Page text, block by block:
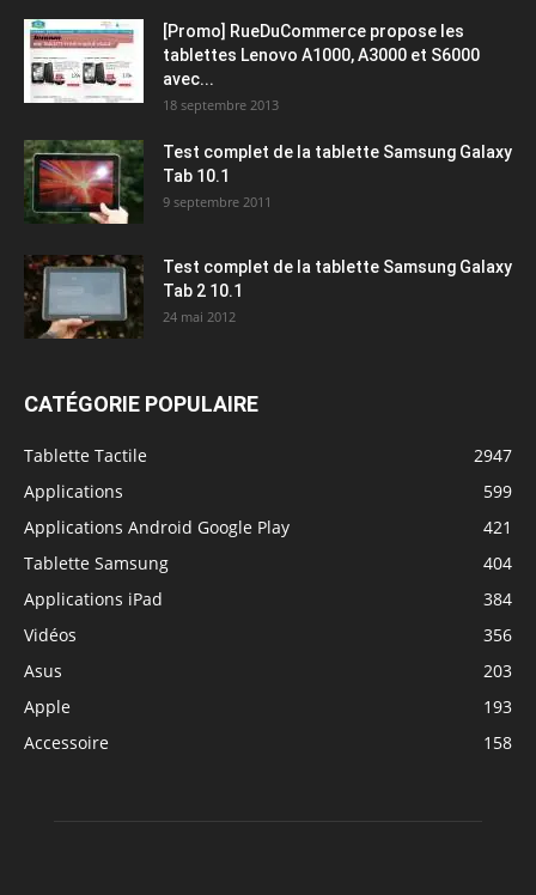
[Promo] RueDuCommerce propose les
tablettes Lenovo A1000, A3000 et S6000
avec...
18 septembre 2013
Test complet de la tablette Samsung Galaxy
Tab 10.1
9 septembre 2011
Test complet de la tablette Samsung Galaxy
Tab 2 10.1
24 mai 2012
CATÉGORIE POPULAIRE
Tablette Tactile
2947
Applications
599
Applications Android Google Play
421
Tablette Samsung
404
Applications iPad
384
Vidéos
356
Asus
203
Apple
193
Accessoire
158